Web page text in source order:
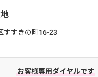
すすきの町16-23
お客様専用ダイヤルです